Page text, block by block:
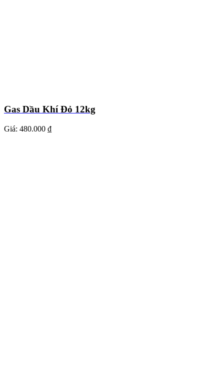
Gas Dầu Khí Đỏ 12kg
Giá: 480.000 ₫